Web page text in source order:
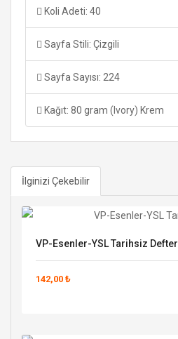
Koli Adeti: 40
Sayfa Stili: Çizgili
Sayfa Sayısı: 224
Kağıt: 80 gram (Ivory) Krem
İlginizi Çekebilir
VP-Esenler-YSL Tarihsiz Defter
142,00 ₺